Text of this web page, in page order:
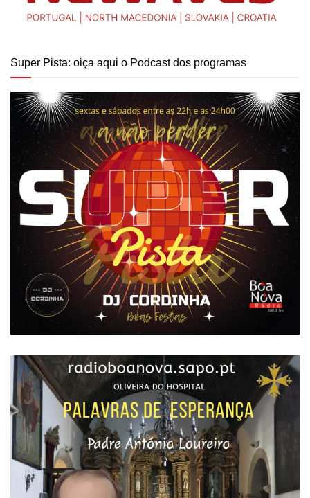
Super Pista: oiça aqui o Podcast dos programas